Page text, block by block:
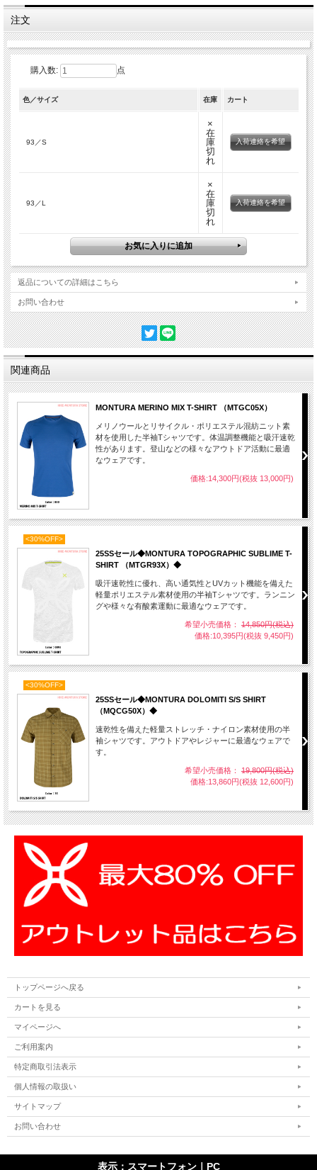
注文
購入数: 点
色／サイズ 在庫 カート
93／S
×
在
庫
切
れ
入荷連絡を希望
93／L
×
在
庫
切
れ
入荷連絡を希望
返品についての詳細はこちら
お問い合わせ
関連商品
MONTURA MERINO MIX T-SHIRT （MTGC05X）
メリノウールとリサイクル・ポリエステル混紡ニット素
材を使用した半袖Tシャツです。体温調整機能と吸汗速乾
性があります。登山などの様々なアウトドア活動に最適
なウェアです。
価格:14,300円(税抜 13,000円)
<30%OFF>
25SSセール◆MONTURA TOPOGRAPHIC SUBLIME T-
SHIRT （MTGR93X）◆
吸汗速乾性に優れ、高い通気性とUVカット機能を備えた
軽量ポリエステル素材使用の半袖Tシャツです。ランニン
グや様々な有酸素運動に最適なウェアです。
希望小売価格： 14,850円(税込)
価格:10,395円(税抜 9,450円)
<30%OFF>
25SSセール◆MONTURA DOLOMITI S/S SHIRT
（MQCG50X）◆
速乾性を備えた軽量ストレッチ・ナイロン素材使用の半
袖シャツです。アウトドアやレジャーに最適なウェアで
す。
希望小売価格： 19,800円(税込)
価格:13,860円(税抜 12,600円)
トップページへ戻る
カートを見る
マイページへ
ご利用案内
特定商取引法表示
個人情報の取扱い
サイトマップ
お問い合わせ
表示：スマートフォン｜ PC